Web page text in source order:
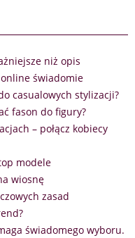
niż opis
świadomie
casualowych stylizacji?
fason do figury?
– połącz kobiecy
modele
wiosnę
zasad
świadomego wyboru.